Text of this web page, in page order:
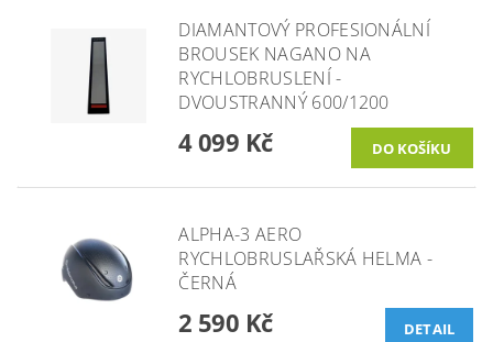
DIAMANTOVÝ PROFESIONÁLNÍ
BROUSEK NAGANO NA
RYCHLOBRUSLENÍ -
DVOUSTRANNÝ 600/1200
4 099 Kč
ALPHA-3 AERO
RYCHLOBRUSLAŘSKÁ HELMA -
ČERNÁ
2 590 Kč DETAIL